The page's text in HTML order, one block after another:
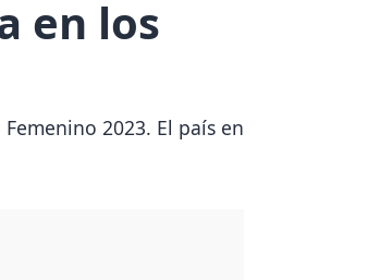
en los
2023. El país en